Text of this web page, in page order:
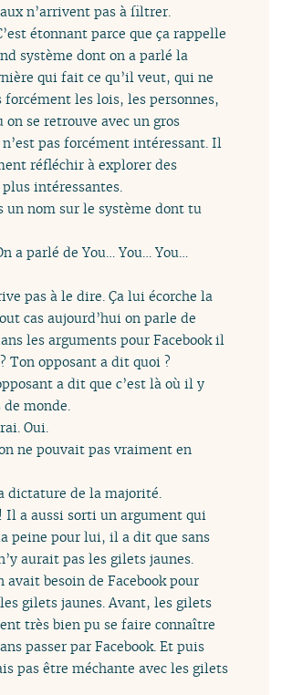
n’arrivent pas à filtrer.
étonnant parce que ça rappelle
système dont on a parlé la
qui fait ce qu’il veut, qui ne
forcément les lois, les personnes,
on se retrouve avec un gros
pas forcément intéressant. Il
réfléchir à explorer des
intéressantes.
un nom sur le système dont tu
a parlé de You… You… You…
pas à le dire. Ça lui écorche la
cas aujourd’hui on parle de
les arguments pour Facebook il
Ton opposant a dit quoi ?
a dit que c’est là où il y
monde.
Oui.
ne pouvait pas vraiment en
dictature de la majorité.
Il a aussi sorti un argument qui
peine pour lui, il a dit que sans
aurait pas les gilets jaunes.
avait besoin de Facebook pour
gilets jaunes. Avant, les gilets
très bien pu se faire connaître
passer par Facebook. Et puis
pas être méchante avec les gilets